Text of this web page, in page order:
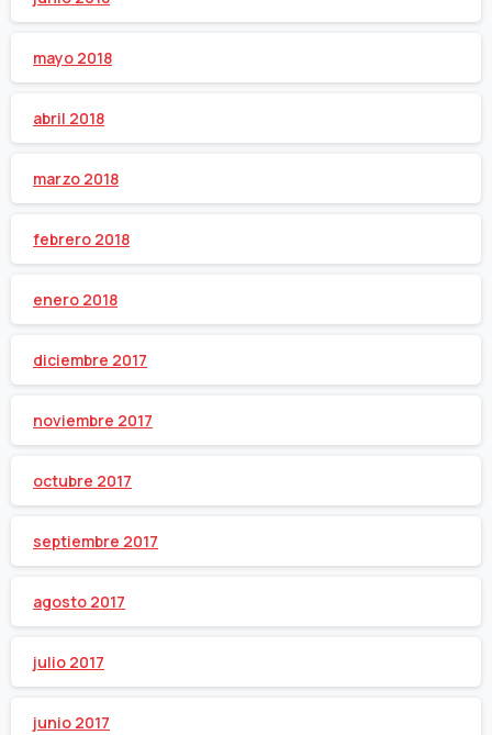
mayo 2018
abril 2018
marzo 2018
febrero 2018
enero 2018
diciembre 2017
noviembre 2017
octubre 2017
septiembre 2017
agosto 2017
julio 2017
junio 2017